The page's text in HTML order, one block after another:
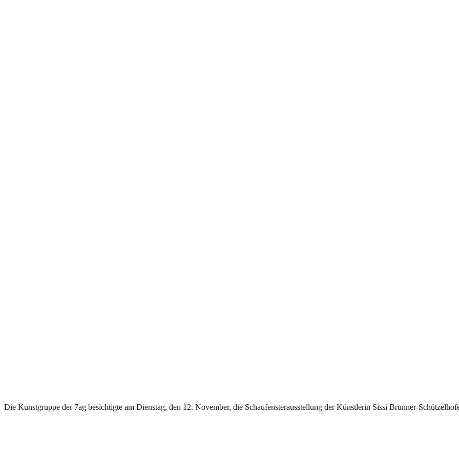
Die Kunstgruppe der 7ag besichtigte am Dienstag, den 12. November, die Schaufensterausstellung der Künstlerin Sissi Brunner-